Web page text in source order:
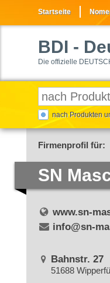
Startseite
BDI -
Die offizielle
nach Produkten
Firmenprofil für:
SN
www.sn-
info@sn-
Bahnstr. 27
51688